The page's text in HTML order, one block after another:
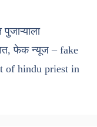
फेक न्यूज – fake
of hindu priest in